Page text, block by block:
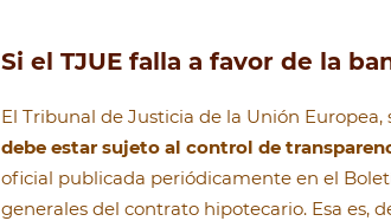
Si el TJUE falla a favor de la
El Tribunal de Justicia de la Unión Europea,
debe estar sujeto al control de
oficial publicada periódicamente en el
generales del contrato hipotecario. Esa es,